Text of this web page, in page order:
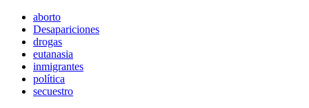
aborto
Desapariciones
drogas
eutanasia
inmigrantes
política
secuestro